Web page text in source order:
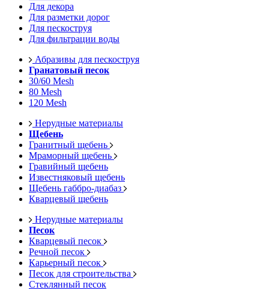
Для декора
Для разметки дорог
Для пескоструя
Для фильтрации воды
Абразивы для пескоструя
Гранатовый песок
30/60 Mesh
80 Mesh
120 Mesh
Нерудные материалы
Щебень
Гранитный щебень
Мраморный щебень
Гравийный щебень
Известняковый щебень
Щебень габбро-диабаз
Кварцевый щебень
Нерудные материалы
Песок
Кварцевый песок
Речной песок
Карьерный песок
Песок для строительства
Стеклянный песок